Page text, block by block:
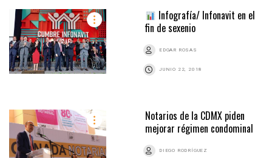
Infografía/ Infonavit en el
fin de sexenio
EDGAR ROSAS
JUNIO 22, 2018
Notarios de la CDMX piden
mejorar régimen condominal
DIEGO RODRÍGUEZ